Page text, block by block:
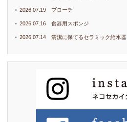
2026.07.19 ブローチ
2026.07.16 食器用スポンジ
2026.07.14 清潔に保てるセラミック給水器